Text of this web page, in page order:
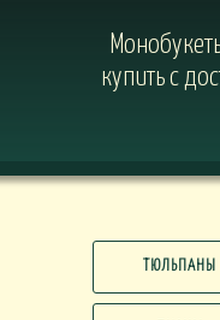
купить с
ТЮЛЬПАНЫ